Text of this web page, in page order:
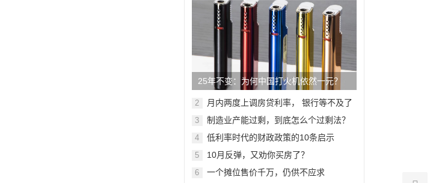
25年不变：为何中国打火机依然一元？
2 月内两度上调房贷利率， 银行等不及了
3 制造业产能过剩，到底怎么个过剩法？
4 低利率时代的财政政策的10条启示
5 10月反弹，又劝你买房了？
6 一个摊位售价千万，仍供不应求